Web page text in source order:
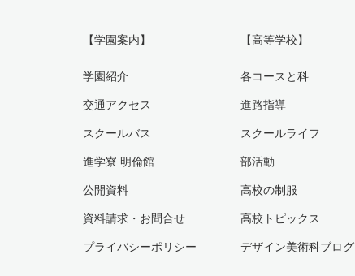
【学園案内】
学園紹介
交通アクセス
スクールバス
進学寮 明倫館
公開資料
資料請求・お問合せ
プライバシーポリシー
【高等学校】
各コースと科
進路指導
スクールライフ
部活動
高校の制服
高校トピックス
デザイン美術科ブログ